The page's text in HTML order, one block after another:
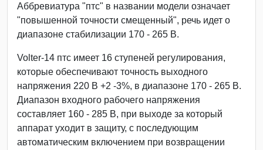
Аббревиатура "птс" в названии модели означает
"повышенной точности смещенный", речь идет о
диапазоне стабилизации 170 - 265 В.
Volter-14 птс имеет 16 ступеней регулирования,
которые обеспечивают точность выходного
напряжения 220 В +2 -3%, в диапазоне 170 - 265 В.
Диапазон входного рабочего напряжения
составляет 160 - 285 В, при выходе за который
аппарат уходит в защиту, с последующим
автоматическим включением при возвращении